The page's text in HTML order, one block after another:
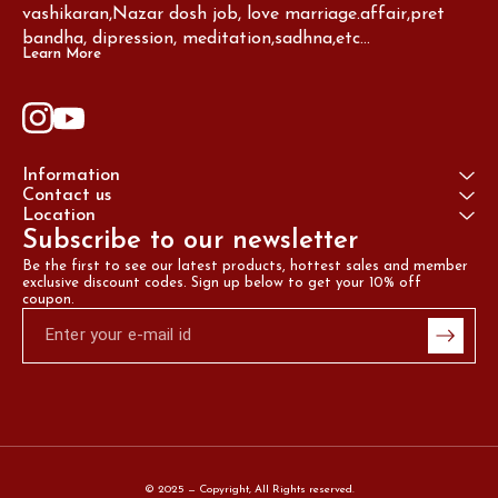
vashikaran,Nazar dosh job, love marriage.affair,pret
bandha, dipression, meditation,sadhna,etc...
Learn More
Information
Contact us
Location
Subscribe to our newsletter
Be the first to see our latest products, hottest sales and member
exclusive discount codes. Sign up below to get your 10% off
coupon.
© 2025 — Copyright, All Rights reserved.